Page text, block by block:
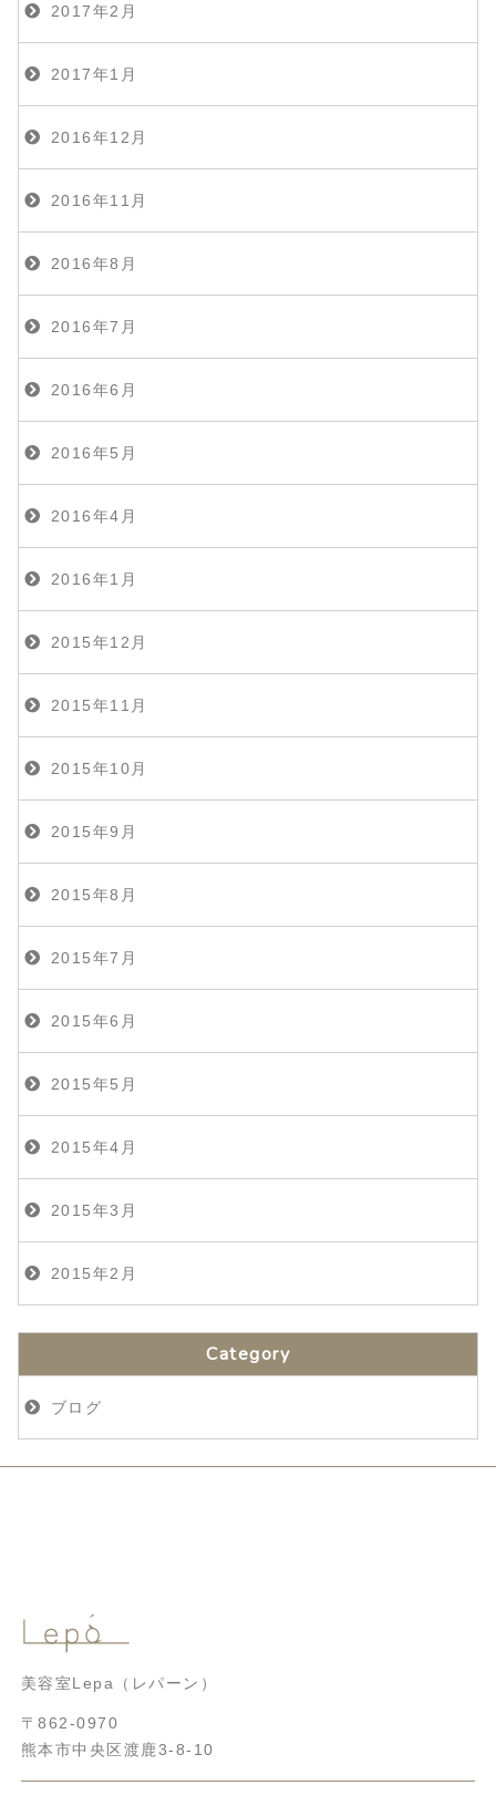
2017年2月
2017年1月
2016年12月
2016年11月
2016年8月
2016年7月
2016年6月
2016年5月
2016年4月
2016年1月
2015年12月
2015年11月
2015年10月
2015年9月
2015年8月
2015年7月
2015年6月
2015年5月
2015年4月
2015年3月
2015年2月
Category
ブログ
美容室Lepa（レパーン）
〒862-0970
熊本市中央区渡鹿3-8-10